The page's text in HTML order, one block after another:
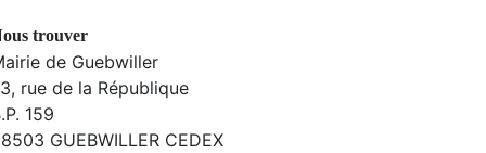
trouver
de Guebwiller
rue de la République
159
GUEBWILLER CEDEX